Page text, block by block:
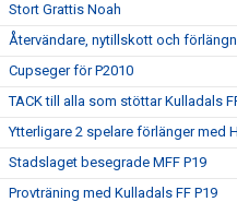
Stort Grattis Noah
Återvändare, nytillskott och
Cupseger för P2010
TACK till alla som stöttar Kulladals
Ytterligare 2 spelare förlänger med
Stadslaget besegrade MFF P19
Provträning med Kulladals FF P19